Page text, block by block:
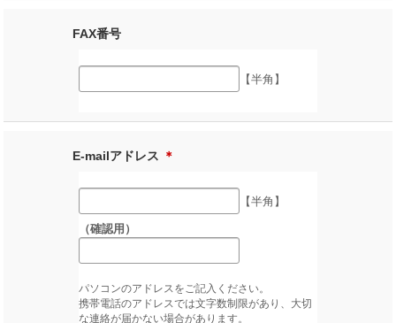
FAX番号
【半角】
E-mailアドレス ＊
【半角】
（確認用）
パソコンのアドレスをご記入ください。
携帯電話のアドレスでは文字数制限があり、大切
な連絡が届かない場合があります。